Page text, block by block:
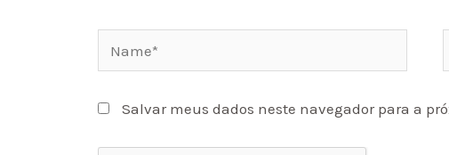
Salvar meus dados neste navegador para a